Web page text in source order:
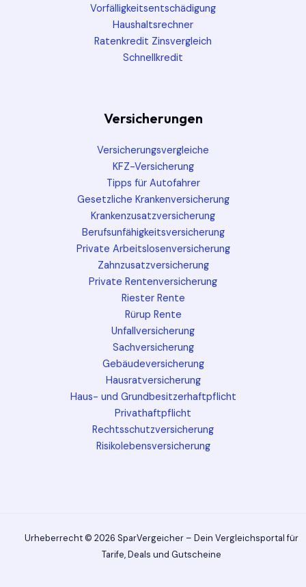
Vorfälligkeitsentschädigung
Haushaltsrechner
Ratenkredit Zinsvergleich
Schnellkredit
Versicherungen
Versicherungsvergleiche
KFZ-Versicherung
Tipps für Autofahrer
Gesetzliche Krankenversicherung
Krankenzusatzversicherung
Berufsunfähigkeitsversicherung
Private Arbeitslosenversicherung
Zahnzusatzversicherung
Private Rentenversicherung
Riester Rente
Rürup Rente
Unfallversicherung
Sachversicherung
Gebäudeversicherung
Hausratversicherung
Haus- und Grundbesitzerhaftpflicht
Privathaftpflicht
Rechtsschutzversicherung
Risikolebensversicherung
Urheberrecht © 2026 SparVergeicher – Dein Vergleichsportal für
Tarife, Deals und Gutscheine